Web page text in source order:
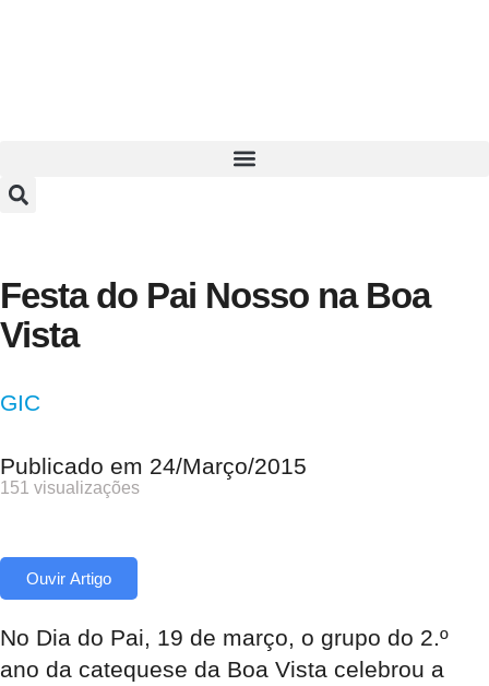
Festa do Pai Nosso na Boa
Vista
GIC
Publicado em 24/Março/2015
151 visualizações
Ouvir Artigo
No Dia do Pai, 19 de março, o grupo do 2.º
ano da catequese da Boa Vista celebrou a